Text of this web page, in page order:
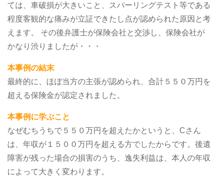
ては、車破損が大きいこと、スパーリングテスト等である
程度客観的な痛みが立証できたし点が認められた原因と考
えます。
その後弁護士が保険会社と交渉し、保険会社が
かなり渋りましたが・・・
本事例の結末
最終的に、ほぼ当方の主張が認められ、合計５５０万円を
超える保険金が認定されました。
本事例に学ぶこと
なぜむちうちで５５０万円を超えたかというと、Cさん
は、年収が１５００万円を超える方でしたからです。後遺
障害が残った場合の損害のうち、逸失利益は、本人の年収
によって大きく変わります。